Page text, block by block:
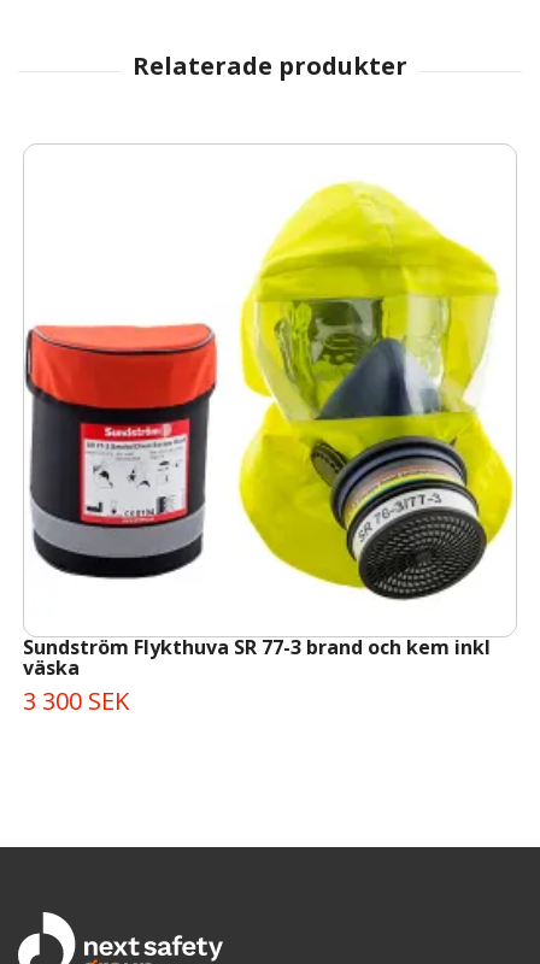
Sundström Flykthuva SR 77-3 brand och kem inkl
väska
3 300 SEK